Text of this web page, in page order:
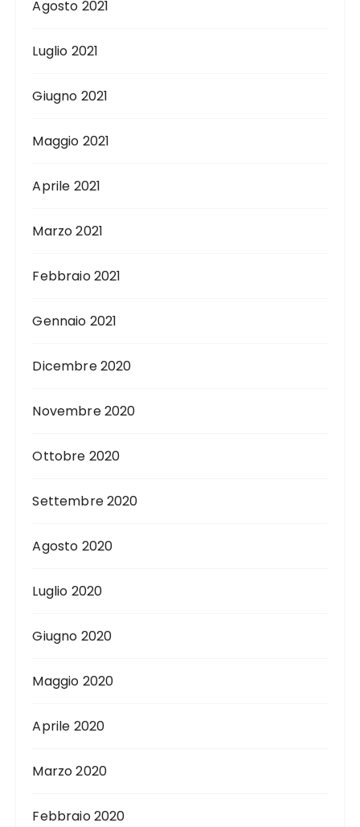
Agosto 2021
Luglio 2021
Giugno 2021
Maggio 2021
Aprile 2021
Marzo 2021
Febbraio 2021
Gennaio 2021
Dicembre 2020
Novembre 2020
Ottobre 2020
Settembre 2020
Agosto 2020
Luglio 2020
Giugno 2020
Maggio 2020
Aprile 2020
Marzo 2020
Febbraio 2020